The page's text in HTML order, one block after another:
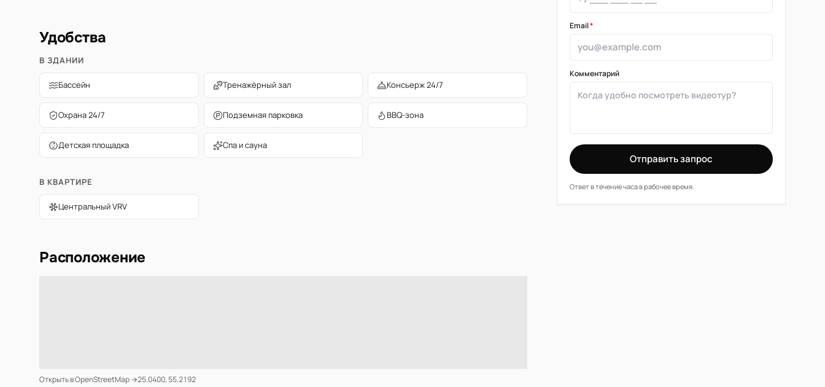
Удобства
В ЗДАНИИ
Бассейн Тренажёрный зал Консьерж 24/7
Охрана 24/7 Подземная парковка BBQ-зона
Детская площадка Спа и сауна
В КВАРТИРЕ
Центральный VRV
Расположение
Открыть в OpenStreetMap →25.0400, 55.2192
Email*
Комментарий
Отправить запрос
Ответ в течение часа в рабочее время.